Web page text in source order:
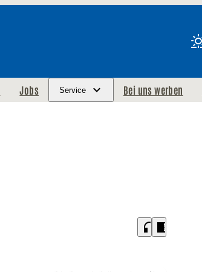
Jobs Service Bei uns werben
headphones chrome_reader_mode